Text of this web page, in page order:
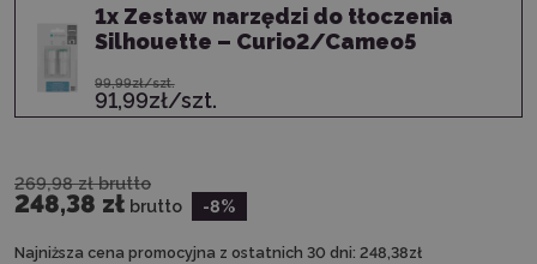
1x Zestaw narzędzi do tłoczenia
Silhouette – Curio2/Cameo5
99,99zł/szt.
91,99zł/szt.
269,98 zł brutto
248,38 zł brutto -8%
Najniższa cena promocyjna z ostatnich 30 dni: 248,38zł